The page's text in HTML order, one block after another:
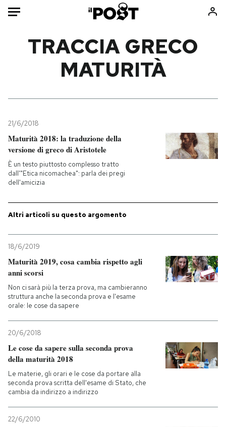
Mondo
Tecnologia
Internet
Cultura
Economia
Sport
Libri
Mondiali calcio 2026
PODCAST
SHOP
CALENDARIO
TRACCIA GRECO
MATURITÀ
21/6/2018
Maturità 2018: la traduzione della
versione di greco di Aristotele
È un testo piuttosto complesso tratto
dall'"Etica nicomachea": parla dei pregi
dell'amicizia
Altri articoli su questo argomento
18/6/2019
Maturità 2019, cosa cambia rispetto agli
anni scorsi
Non ci sarà più la terza prova, ma cambieranno
struttura anche la seconda prova e l'esame
orale: le cose da sapere
20/6/2018
Le cose da sapere sulla seconda prova
della maturità 2018
Le materie, gli orari e le cose da portare alla
seconda prova scritta dell'esame di Stato, che
cambia da indirizzo a indirizzo
22/6/2010